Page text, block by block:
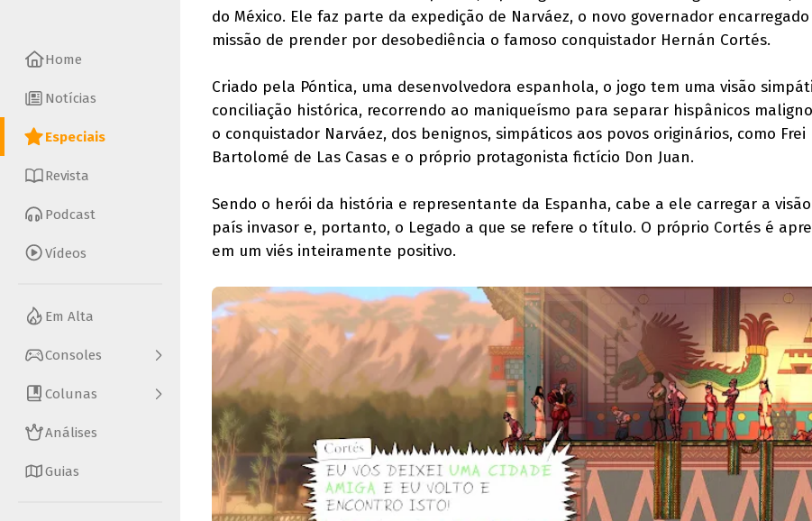
Home
Notícias
Especiais
Revista
Podcast
Vídeos
Em Alta
Consoles
Colunas
Análises
Guias
do México. Ele faz parte da expedição de Narváez, o novo governador
missão de prender por desobediência o famoso conquistador Hernán Cortés.
Criado pela Póntica, uma desenvolvedora espanhola, o jogo tem uma visão
conciliação histórica, recorrendo ao maniqueísmo para separar hispânicos
o conquistador Narváez, dos benignos, simpáticos aos povos originários, como Frei
Bartolomé de Las Casas e o próprio protagonista fictício Don Juan.
Sendo o herói da história e representante da Espanha, cabe a ele carregar a
país invasor e, portanto, o Legado a que se refere o título. O próprio Cortés é
em um viés inteiramente positivo.